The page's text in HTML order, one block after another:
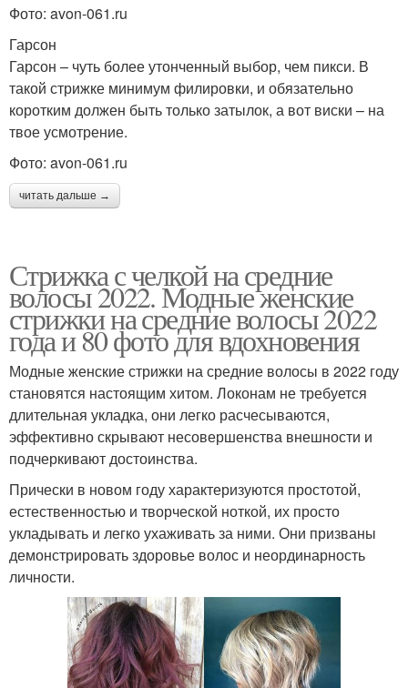
Фото: avon-061.ru
Гарсон
Гарсон – чуть более утонченный выбор, чем пикси. В
такой стрижке минимум филировки, и обязательно
коротким должен быть только затылок, а вот виски – на
твое усмотрение.
Фото: avon-061.ru
читать дальше →
Стрижка с челкой на средние
волосы 2022. Модные женские
стрижки на средние волосы 2022
года и 80 фото для вдохновения
Модные женские стрижки на средние волосы в 2022 году
становятся настоящим хитом. Локонам не требуется
длительная укладка, они легко расчесываются,
эффективно скрывают несовершенства внешности и
подчеркивают достоинства.
Прически в новом году характеризуются простотой,
естественностью и творческой ноткой, их просто
укладывать и легко ухаживать за ними. Они призваны
демонстрировать здоровье волос и неординарность
личности.